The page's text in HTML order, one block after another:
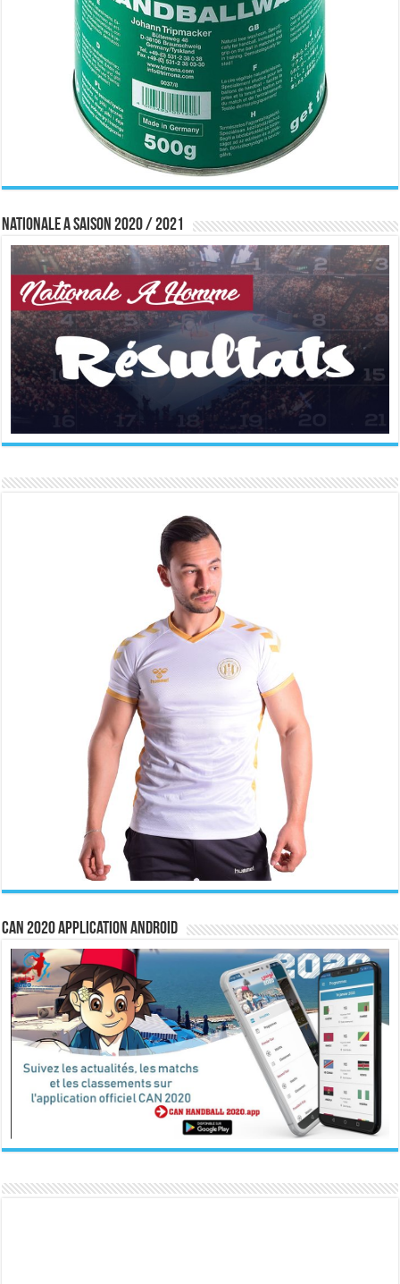
Nationale A saison 2020 / 2021
CAN 2020 Application Android